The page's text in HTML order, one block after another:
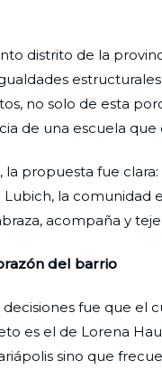
distrito de la
no solo de esta
de una escuela
propuesta fue
Lubich, la
acompaña y teje
del barrio
decisiones fue que el
es el de Lorena
sino que